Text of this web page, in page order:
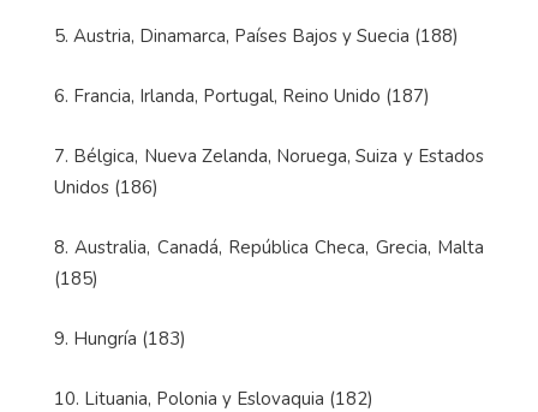
5. Austria, Dinamarca, Países Bajos y Suecia (188)
6. Francia, Irlanda, Portugal, Reino Unido (187)
7. Bélgica, Nueva Zelanda, Noruega, Suiza y Estados
Unidos (186)
8. Australia, Canadá, República Checa, Grecia, Malta
(185)
9. Hungría (183)
10. Lituania, Polonia y Eslovaquia (182)